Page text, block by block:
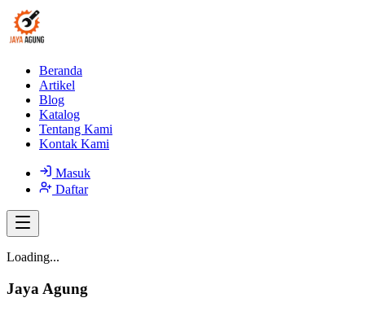
Beranda
Artikel
Blog
Katalog
Tentang Kami
Kontak Kami
Masuk
Daftar
Loading...
Jaya Agung